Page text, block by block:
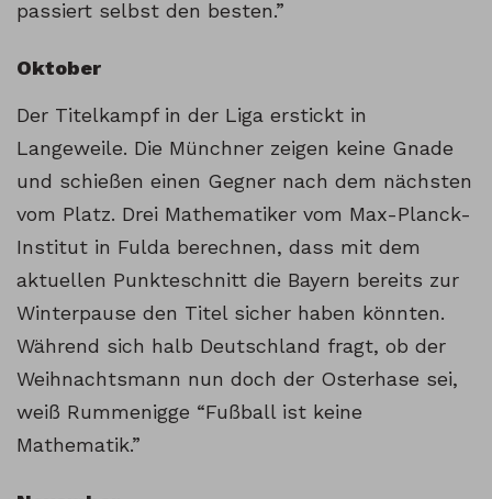
passiert selbst den besten.”
Oktober
Der Titelkampf in der Liga erstickt in
Langeweile. Die Münchner zeigen keine Gnade
und schießen einen Gegner nach dem nächsten
vom Platz. Drei Mathematiker vom Max-Planck-
Institut in Fulda berechnen, dass mit dem
aktuellen Punkteschnitt die Bayern bereits zur
Winterpause den Titel sicher haben könnten.
Während sich halb Deutschland fragt, ob der
Weihnachtsmann nun doch der Osterhase sei,
weiß Rummenigge “Fußball ist keine
Mathematik.”